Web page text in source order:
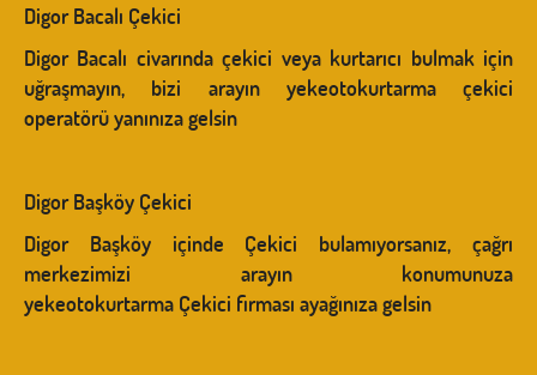
Digor Bacalı Çekici
Digor Bacalı civarında çekici veya kurtarıcı bulmak için
uğraşmayın, bizi arayın yekeotokurtarma çekici
operatörü yanınıza gelsin
Digor Başköy Çekici
Digor Başköy içinde Çekici bulamıyorsanız, çağrı
merkezimizi arayın konumunuza
yekeotokurtarma Çekici firması ayağınıza gelsin